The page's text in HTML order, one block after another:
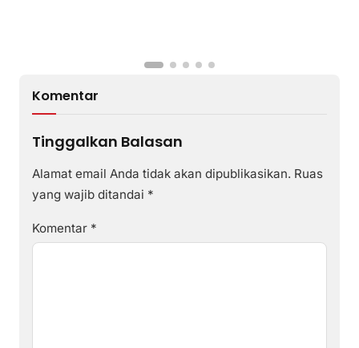
Komentar
Tinggalkan Balasan
Alamat email Anda tidak akan dipublikasikan. Ruas
yang wajib ditandai *
Komentar *